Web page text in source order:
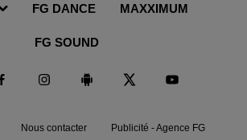
FG DANCE MAXXIMUM
FG SOUND
Nous contacter Publicité - Agence FG